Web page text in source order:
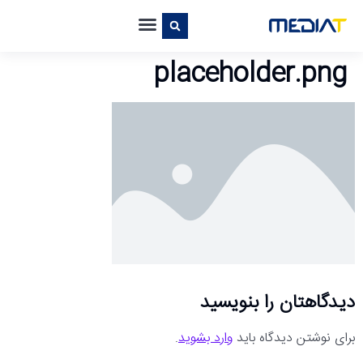
placeholder.png
دیدگاهتان را بنویسید
برای نوشتن دیدگاه باید وارد بشوید.